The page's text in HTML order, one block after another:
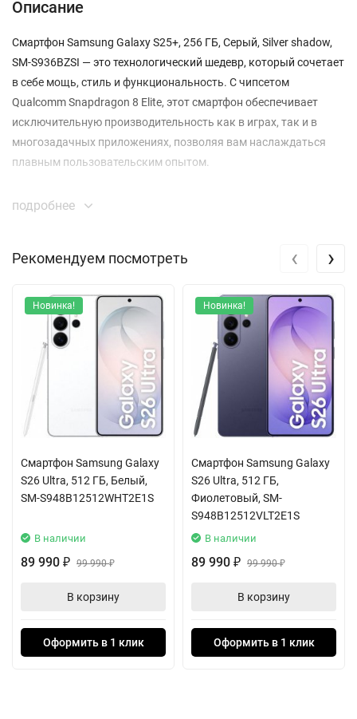
Описание
Смартфон Samsung Galaxy S25+, 256 ГБ, Серый, Silver shadow,
SM-S936BZSI — это технологический шедевр, который сочетает
в себе мощь, стиль и функциональность. С чипсетом
Qualcomm Snapdragon 8 Elite, этот смартфон обеспечивает
исключительную производительность как в играх, так и в
многозадачных приложениях, позволяя вам наслаждаться
плавным пользовательским опытом.
Элегантный серый корпус смартфона выполнен из
повреждений. Размеры устройства (158,4 x 75,8 x 7,3 мм)
вес в 162 г делает его идеальным спутником на каждый день.
С дисплеем Dynamic AMOLED 2X диагональю 6,7 дюйма вы
сможете наслаждаться ярким и контрастным изображением с
разрешением 3120x1440. Максимальная яркость до 2600 нит
обеспечивает отличную видимость даже при ярком солнечном
свете, а поддержка стереозвука добавляет дополнительное
погружение в контент.
Основная камера с разрешением 50 МП + 10 МП + 12 МП и
оптическим зумом 3х позволяет делать потрясающие снимки,
а фронтальная камера на 12 МП идеально подходит для селфи
самовыражения.
Аккумулятор емкостью 4900 мАч поддерживает длительное
мощностью 45 Вт позволяет восстановить до 80% заряда
подробнее
Рекомендуем посмотреть
Новинка!
Смартфон Samsung Galaxy
S26 Ultra, 512 ГБ, Белый,
SM-S948B12512WHT2E1S
В наличии
89 990 ₽ 99 990₽
В корзину
Оформить в 1 клик
Новинка!
Смартфон Samsung Galaxy
S26 Ultra, 512 ГБ,
Фиолетовый, SM-
S948B12512VLT2E1S
В наличии
89 990 ₽ 99 990₽
В корзину
Оформить в 1 клик
‹ ›